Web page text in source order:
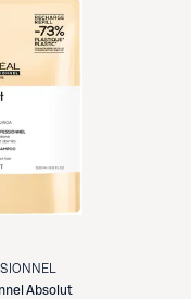
Absolut